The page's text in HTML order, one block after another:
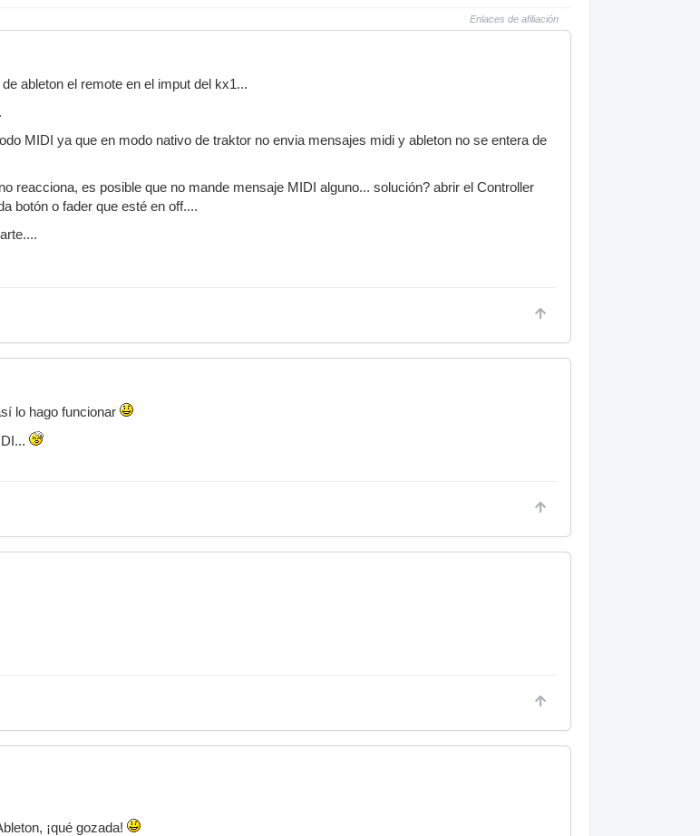
Enlaces de afiliación
ableton el remote en el imput del kx1...
MIDI ya que en modo nativo de traktor no envia mensajes midi y ableton no se entera de
reacciona, es posible que no mande mensaje MIDI alguno... solución? abrir el Controller
botón o fader que esté en off....
lo hago funcionar
¡qué gozada!